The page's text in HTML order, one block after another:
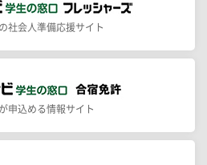
社会人準備応援サイト
申込める情報サイト